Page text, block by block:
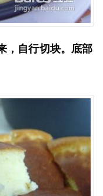
，自行切块。底部